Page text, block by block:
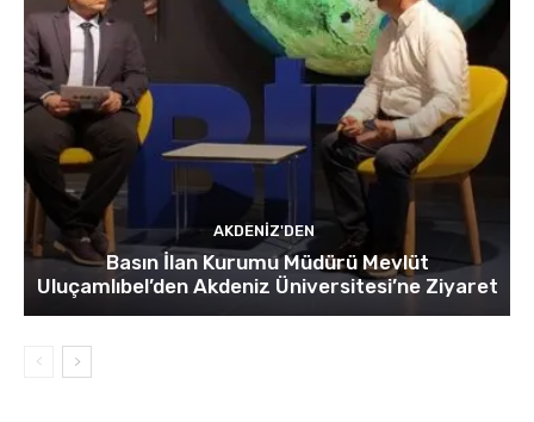
AKDENIZ'DEN
Basın İlan Kurumu Müdürü Mevlüt
Uluçamlıbel’den Akdeniz Üniversitesi’ne Ziyaret